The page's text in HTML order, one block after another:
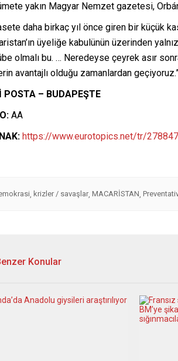
yakın Magyar Nemzet gazetesi,
daha birkaç yıl önce giren bir küçük
üyeliğe kabulünün üzerinden
olmalı bu. … Neredeyse çeyrek asır
avantajlı olduğu zamanlardan
POSTA – BUDAPEŞTE
AA
https://www.eurotopics.net/tr/
krizler / savaşlar MACARİSTAN
Konular